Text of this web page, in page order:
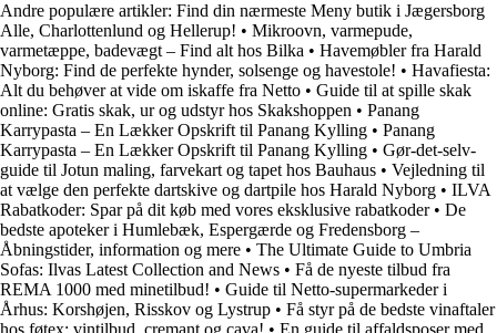
Andre populære artikler: Find din nærmeste Meny butik i Jægersborg
Alle, Charlottenlund og Hellerup! • Mikroovn, varmepude,
varmetæppe, badevægt – Find alt hos Bilka • Havemøbler fra Harald
Nyborg: Find de perfekte hynder, solsenge og havestole! • Havafiesta:
Alt du behøver at vide om iskaffe fra Netto • Guide til at spille skak
online: Gratis skak, ur og udstyr hos Skakshoppen • Panang
Karrypasta – En Lækker Opskrift til Panang Kylling • Panang
Karrypasta – En Lækker Opskrift til Panang Kylling • Gør-det-selv-
guide til Jotun maling, farvekart og tapet hos Bauhaus • Vejledning til
at vælge den perfekte dartskive og dartpile hos Harald Nyborg • ILVA
Rabatkoder: Spar på dit køb med vores eksklusive rabatkoder• De
bedste apoteker i Humlebæk, Espergærde og Fredensborg –
Åbningstider, information og mere • The Ultimate Guide to Umbria
Sofas: Ilvas Latest Collection and News • Få de nyeste tilbud fra
REMA 1000 med minetilbud! • Guide til Netto-supermarkeder i
Århus: Korshøjen, Risskov og Lystrup • Få styr på de bedste vinaftaler